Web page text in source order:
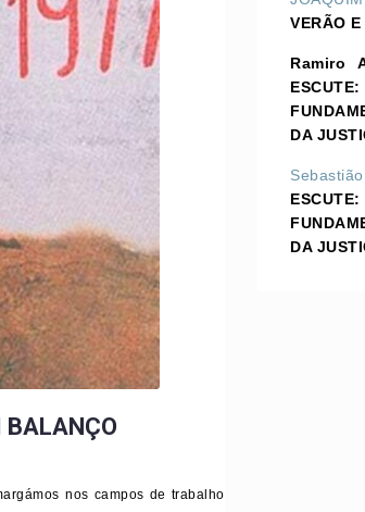
BALANÇO
nos campos de trabalho
VERÃO
Ramiro
DA
DA